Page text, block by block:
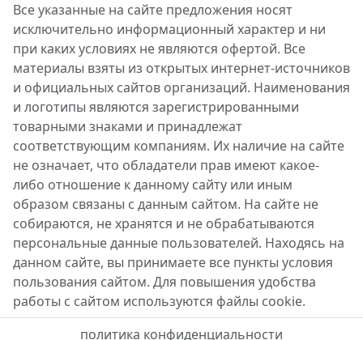
Все указанные на сайте предложения носят
исключительно информационный характер и ни
при каких условиях не являются офертой. Все
материалы взяты из открытых интернет-источников
и официальных сайтов организаций. Наименования
и логотипы являются зарегистрированными
товарными знаками и принадлежат
соответствующим компаниям. Их наличие на сайте
не означает, что обладатели прав имеют какое-
либо отношение к данному сайту или иным
образом связаны с данным сайтом. На сайте не
собираются, не хранятся и не обрабатываются
персональные данные пользователей. Находясь на
данном сайте, вы принимаете все пункты условия
пользования сайтом. Для повышения удобства
работы с сайтом используются файлы cookie.
политика конфиденциальности